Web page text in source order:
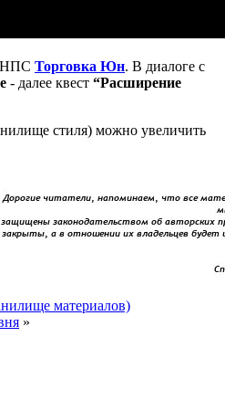
НПС Торговка Юн. В диалоге с
- далее квест “Расширение
стиля) можно увеличить
материалов)
»